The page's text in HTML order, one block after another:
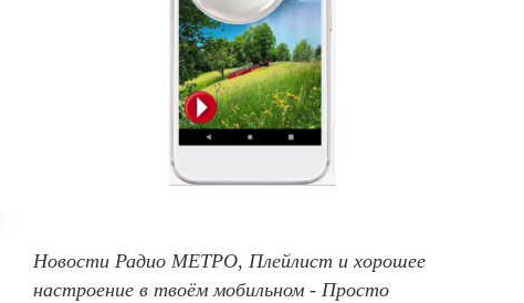
Новости Радио МЕТРО, Плейлист и хорошее
настроение в твоём мобильном - Просто